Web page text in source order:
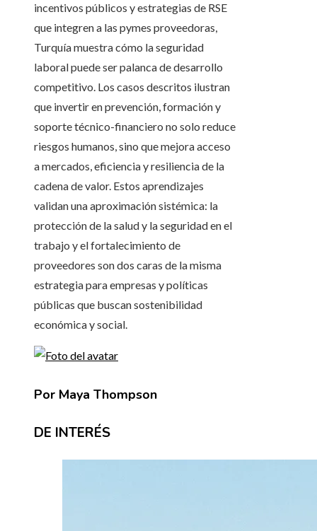
incentivos públicos y estrategias de RSE
que integren a las pymes proveedoras,
Turquía muestra cómo la seguridad
laboral puede ser palanca de desarrollo
competitivo. Los casos descritos ilustran
que invertir en prevención, formación y
soporte técnico-financiero no solo reduce
riesgos humanos, sino que mejora acceso
a mercados, eficiencia y resiliencia de la
cadena de valor. Estos aprendizajes
validan una aproximación sistémica: la
protección de la salud y la seguridad en el
trabajo y el fortalecimiento de
proveedores son dos caras de la misma
estrategia para empresas y políticas
públicas que buscan sostenibilidad
económica y social.
Por Maya Thompson
DE INTERÉS